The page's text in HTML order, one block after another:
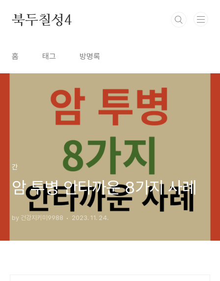
북두칠성4
홈 태그 방명록
간
암 투병 안타까운 8가지 사례
by 건강지키미9988 2023. 11. 24.